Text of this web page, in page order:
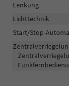
Lenkung
Lichttechnik
Start/Stop-